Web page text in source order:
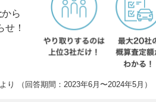
から
！
（回答期間：2023年6月〜2024年5月）